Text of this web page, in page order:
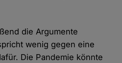
die Argumente
wenig gegen eine
Die Pandemie könnte